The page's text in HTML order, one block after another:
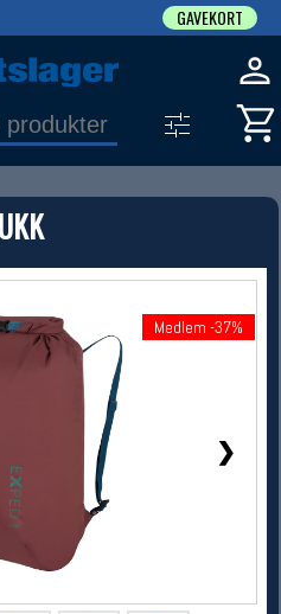
❯
Medlem -37%
GAVEKORT
(1)
å spisse søket